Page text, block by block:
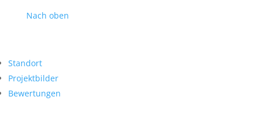
Nach oben
Standort
Projektbilder
Bewertungen